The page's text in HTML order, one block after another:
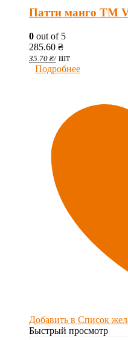
Патти манго TM
0 out of 5
285.60 ₴
35.70 ₴/ шт
Подробнее
Добавить в Список
Быстрый просмотр